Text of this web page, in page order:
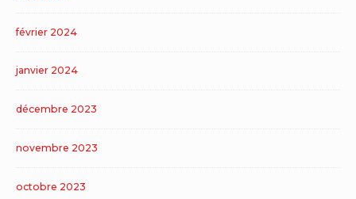
février 2024
janvier 2024
décembre 2023
novembre 2023
octobre 2023